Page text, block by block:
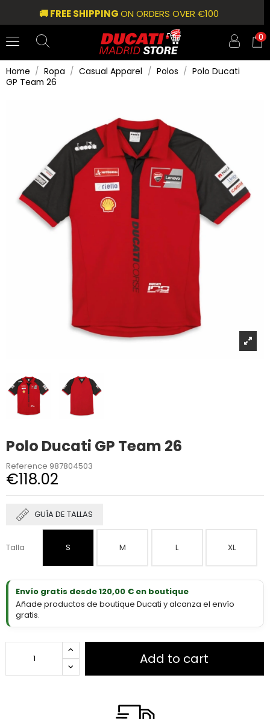
🚚 FREE SHIPPINGON ORDERS OVER €100
0
Home Ropa Casual Apparel Polos
Polo Ducati
GP Team 26
Polo Ducati GP Team 26
Reference 987804503
€118.02
GUÍA DE TALLAS
Talla S M L XL
Envío gratis desde 120,00 € en boutique
Añade productos de boutique Ducati y alcanza el envío
gratis.
Add to cart